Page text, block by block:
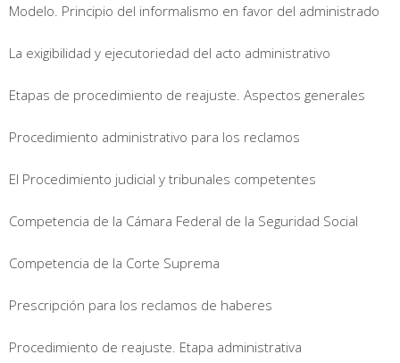
Modelo. Principio del informalismo en favor del administrado
La exigibilidad y ejecutoriedad del acto administrativo
Etapas de procedimiento de reajuste. Aspectos generales
Procedimiento administrativo para los reclamos
El Procedimiento judicial y tribunales competentes
Competencia de la Cámara Federal de la Seguridad Social
Competencia de la Corte Suprema
Prescripción para los reclamos de haberes
Procedimiento de reajuste. Etapa administrativa